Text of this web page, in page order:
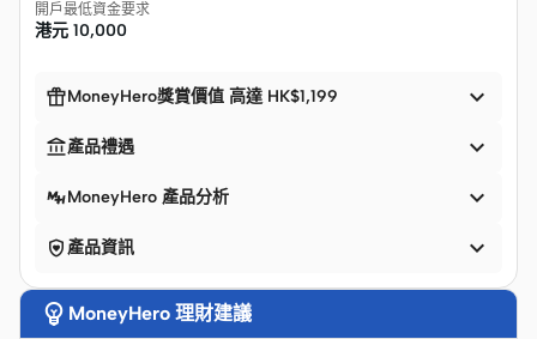
開戶最低資金要求
港元 10,000
MoneyHero獎賞價值 高達 HK$1,199 
產品禮遇 
MoneyHero 產品分析 
 產品資訊

 MoneyHero 理財建議